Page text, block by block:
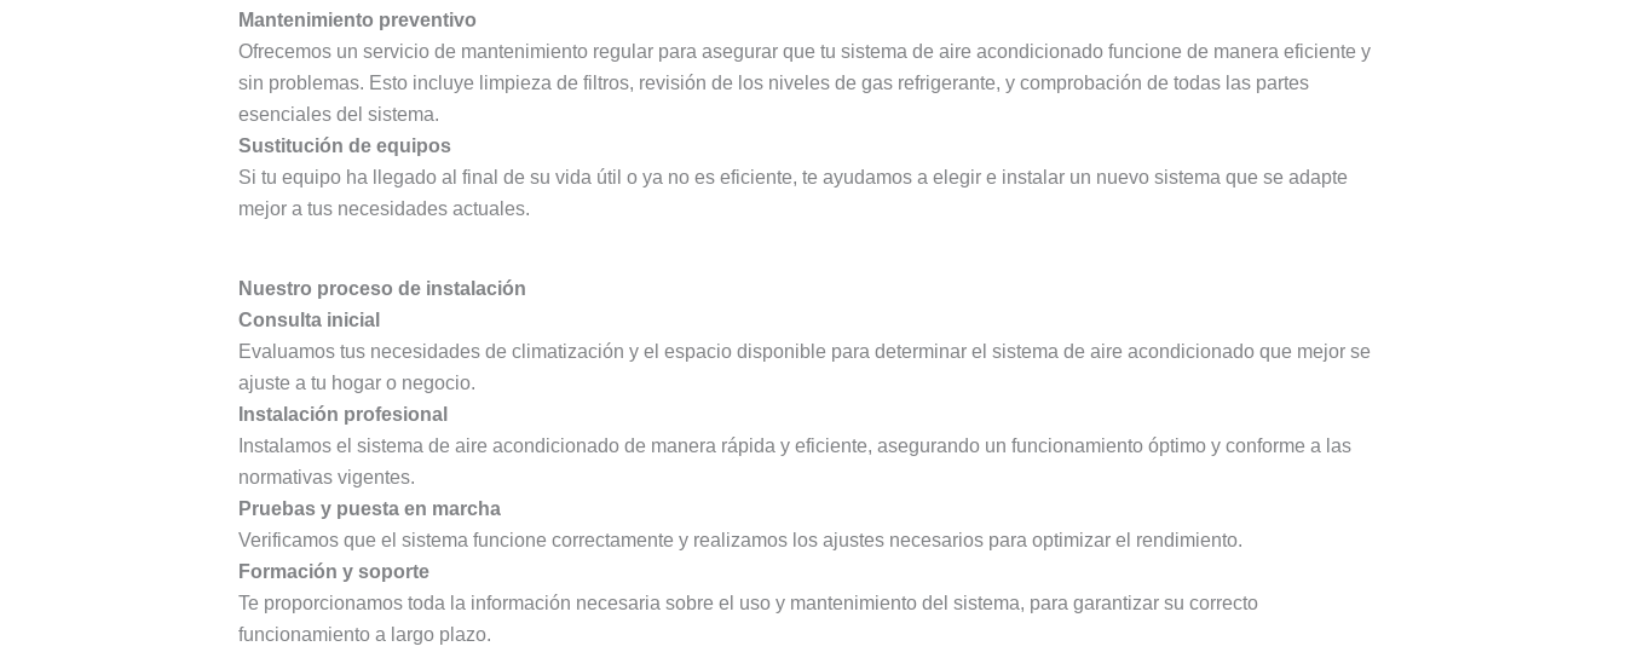
Mantenimiento preventivo
Ofrecemos un servicio de mantenimiento regular para asegurar que tu sistema de aire acondicionado funcione de manera eficiente y
sin problemas. Esto incluye limpieza de filtros, revisión de los niveles de gas refrigerante, y comprobación de todas las partes
esenciales del sistema.
Sustitución de equipos
Si tu equipo ha llegado al final de su vida útil o ya no es eficiente, te ayudamos a elegir e instalar un nuevo sistema que se adapte
mejor a tus necesidades actuales.
Nuestro proceso de instalación
Consulta inicial
Evaluamos tus necesidades de climatización y el espacio disponible para determinar el sistema de aire acondicionado que mejor se
ajuste a tu hogar o negocio.
Instalación profesional
Instalamos el sistema de aire acondicionado de manera rápida y eficiente, asegurando un funcionamiento óptimo y conforme a las
normativas vigentes.
Pruebas y puesta en marcha
Verificamos que el sistema funcione correctamente y realizamos los ajustes necesarios para optimizar el rendimiento.
Formación y soporte
Te proporcionamos toda la información necesaria sobre el uso y mantenimiento del sistema, para garantizar su correcto
funcionamiento a largo plazo.